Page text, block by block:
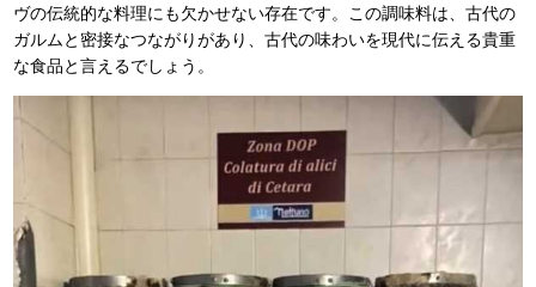
ヴの伝統的な料理にも欠かせない存在です。この調味料は、古代の
ガルムと密接なつながりがあり、古代の味わいを現代に伝える貴重
な食品と言えるでしょう。